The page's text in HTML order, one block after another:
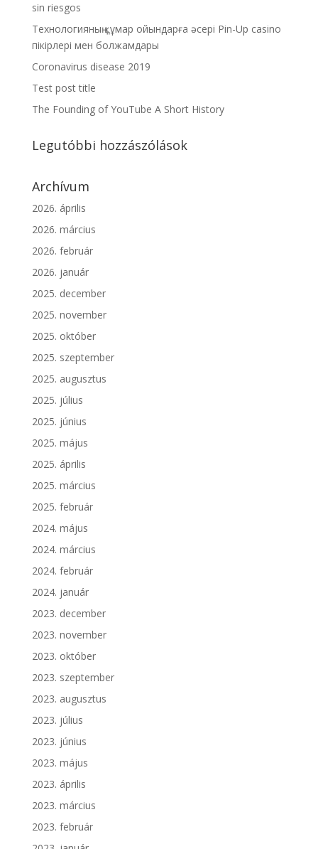
sin riesgos
Технологияның құмар ойындарға әсері Pin-Up casino
пікірлері мен болжамдары
Coronavirus disease 2019
Test post title
The Founding of YouTube A Short History
Legutóbbi hozzászólások
Archívum
2026. április
2026. március
2026. február
2026. január
2025. december
2025. november
2025. október
2025. szeptember
2025. augusztus
2025. július
2025. június
2025. május
2025. április
2025. március
2025. február
2024. május
2024. március
2024. február
2024. január
2023. december
2023. november
2023. október
2023. szeptember
2023. augusztus
2023. július
2023. június
2023. május
2023. április
2023. március
2023. február